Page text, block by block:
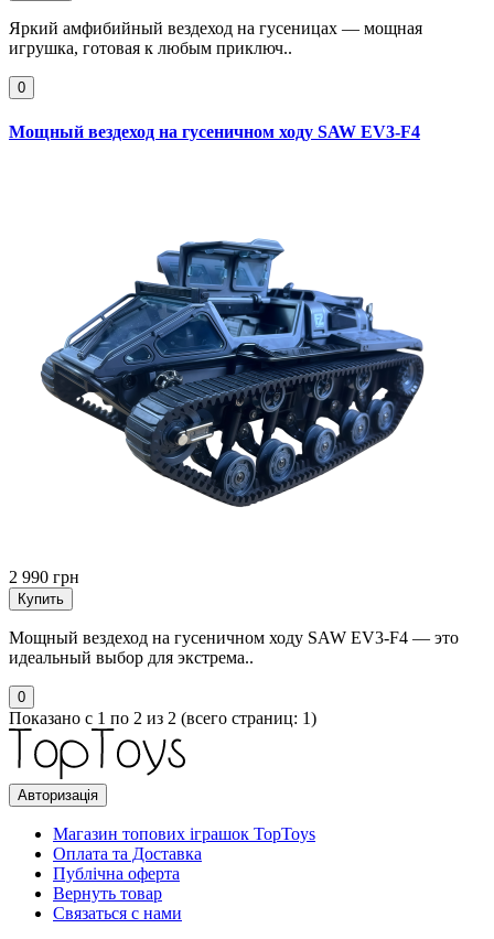
Яркий амфибийный вездеход на гусеницах — мощная
игрушка, готовая к любым приключ..
0
Мощный вездеход на гусеничном ходу SAW EV3-F4
2 990 грн
Купить
Мощный вездеход на гусеничном ходу SAW EV3-F4 — это
идеальный выбор для экстрема..
0
Показано с 1 по 2 из 2 (всего страниц: 1)
Авторизація
Магазин топових іграшок TopToys
Оплата та Доставка
Публічна оферта
Вернуть товар
Связаться с нами